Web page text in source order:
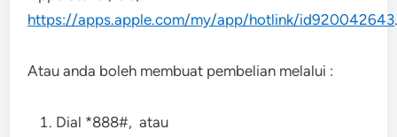
https://apps.apple.com/my/app/hotlink/id920042643
Atau anda boleh membuat pembelian melalui :
Dial *888#, atau